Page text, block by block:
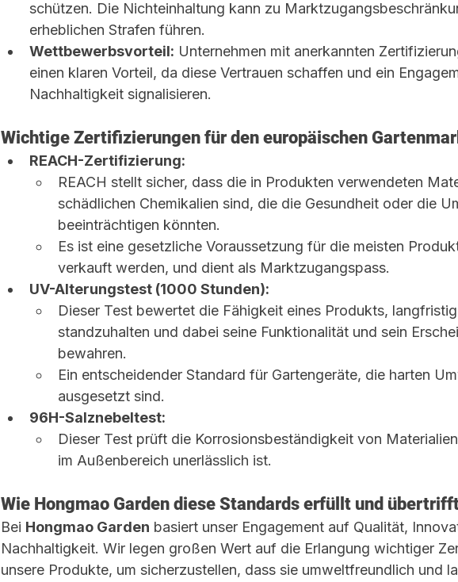
schützen. Die Nichteinhaltung kann zu
erheblichen Strafen führen.
Wettbewerbsvorteil: Unternehmen mit anerkannten
einen klaren Vorteil, da diese Vertrauen schaffen und ein
Nachhaltigkeit signalisieren.
Wichtige Zertifizierungen für den europäischen
REACH-Zertifizierung:
REACH stellt sicher, dass die in Produkten verwendeten
schädlichen Chemikalien sind, die die Gesundheit oder die
beeinträchtigen könnten.
Es ist eine gesetzliche Voraussetzung für die meisten
verkauft werden, und dient als Marktzugangspass.
UV-Alterungstest (1000 Stunden):
Dieser Test bewertet die Fähigkeit eines Produkts,
standzuhalten und dabei seine Funktionalität und sein
bewahren.
Ein entscheidender Standard für Gartengeräte, die harten
ausgesetzt sind.
96H-Salznebeltest:
Dieser Test prüft die Korrosionsbeständigkeit von
im Außenbereich unerlässlich ist.
Wie Hongmao Garden diese Standards erfüllt und
Bei Hongmao Garden basiert unser Engagement auf Qualität,
Nachhaltigkeit. Wir legen großen Wert auf die Erlangung wichtiger
unsere Produkte, um sicherzustellen, dass sie umweltfreundlich und